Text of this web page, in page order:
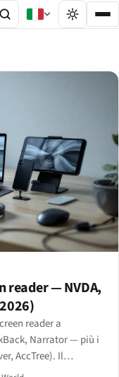
reader — NVDA,
reader a
Narrator — più i
AccTree). Il